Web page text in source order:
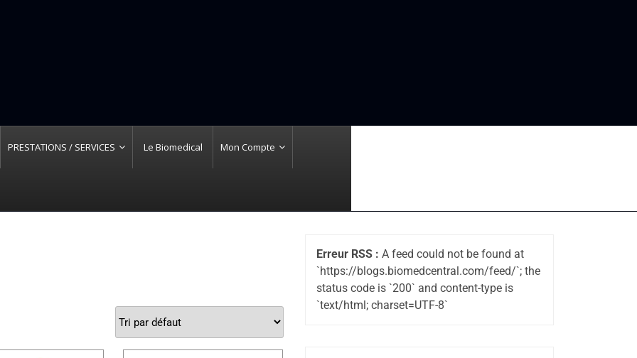
PRESTATIONS / SERVICES Le Biomedical Mon Compte
Erreur RSS : A feed could not be found at
`https://blogs.biomedcentral.com/feed/`; the
status code is `200` and content-type is
`text/html; charset=UTF-8`